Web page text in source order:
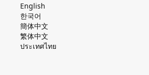
English
한국어
簡体中文
繁体中文
ประเทศไทย